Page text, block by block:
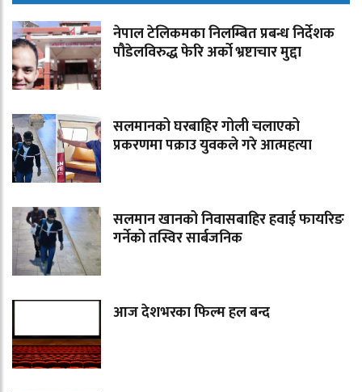
नेपाल टेलिकमका निलम्बित प्रबन्ध निर्देशक
पौडेलविरुद्ध फेरि अर्को भ्रष्टाचार मुद्दा
सलमानको घरबाहिर गोली चलाएको
प्रकरणमा पक्राउ युवकले गरे आत्महत्या
सलमान खानको निवासबाहिर हवाई फायरिङ
गर्नेको तस्विर सार्बजनिक
आज देशभरका फिल्म हल बन्द